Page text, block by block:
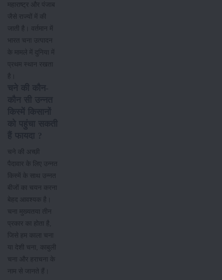
महाराष्ट्र और पंजाब
जैसे राज्यों में की
जाती है। वर्तमान में
भारत चना उत्पादन
के मामले में दुनिया में
प्रथम स्थान रखता
है।
चने की अच्छी
पैदावार के लिए उन्नत
किस्में के साथ उन्नत
बीजों का चयन करना
बेहद आवश्यक है।
चना मुख्यतया तीन
प्रकार का होता है,
जिसे हम काला चना
या देशी चना, काबुली
चना और हराचना के
नाम से जानते हैं।